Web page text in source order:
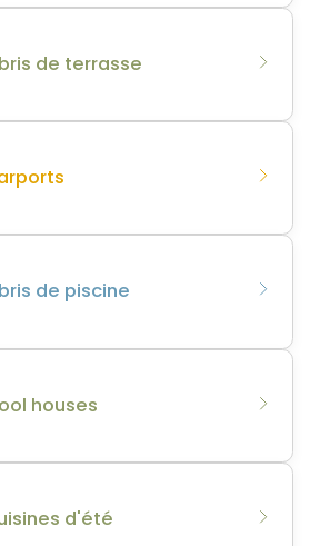
de terrasse
de piscine
houses
d'été